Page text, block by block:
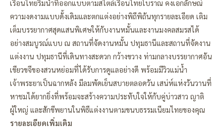
เรือนไทยริมน้ำที่ออกแบบตามสไตล์เรือนไทยโบราณ คงเอกลักษณ์
ความงดงามแบบดั้งเดิมและตกแต่งอย่างพิถีพิถันทุกรายละเอียด เติม
เต็มบรรยากาศสุดแสนพิเศษให้กับงานหมั้นและงานมงคลสมรสได้
อย่างสมบูรณ์แบบ ณ สถานที่จัดงานหมั้น ปทุมธานีและสถานที่จัดงาน
แต่งงาน ปทุมธานีที่เดินทางสะดวก กว้างขวาง ท่ามกลางบรรยากาศอัน
เขียวขจีของสวนหย่อมที่ได้รับการดูแลอย่างดี พร้อมมีวิวแม่น้ำ
เจ้าพระยาเป็นฉากหลัง มีลมพัดเย็นสบายตลอดวัน เสน่ห์แห่งวันวานที่
หาชมได้ยากยิ่งที่พร้อมจะสร้างความประทับใจให้กับคู่บ่าวสาว ญาติ
ผู้ใหญ่ และสักขีพยานในพิธีแต่งงานตามขนบธรรมเนียมไทยของคุณ
รายละเอียดเพิ่มเติม